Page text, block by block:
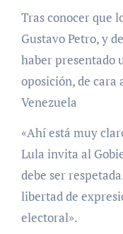
Tras conocer que
Gustavo Petro, y
haber presentado
oposición, de cara
Venezuela
«Ahí está muy
Lula invita al
debe ser
libertad de
electoral».